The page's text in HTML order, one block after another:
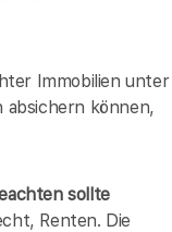
Immobilien unter
absichern können,
sollte
Renten. Die